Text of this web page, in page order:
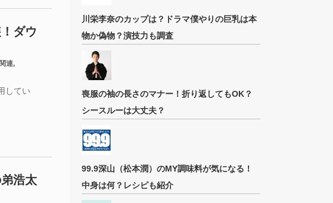
ダウ
連,
してい
浩太
川栄李奈のカップは？ドラマ僕やりの巨乳は本
物か偽物？演技力も調査
喪服の袖の長さのマナー！折り返してもOK？
シースルーは大丈夫？
99.9深山（松本潤）のMY調味料が気になる！
中身は何？レシピも紹介